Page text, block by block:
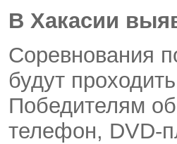
В Хакасии
Соревнования
будут
Победителям
телефон, DVD-